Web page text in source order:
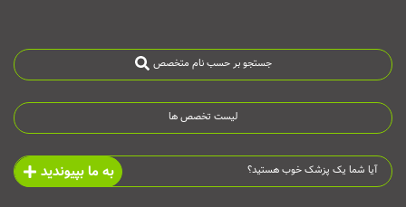
جستجو بر حسب نام متخصص
لیست تخصص ها
آیا شما یک پزشک خوب هستید؟ به ما بپیوندید